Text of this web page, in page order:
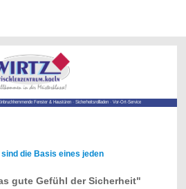
Fenster & Haustüren · Sicherheitsrollladen · Vor-Ort-Service
die Basis eines jeden
gute Gefühl der Sicherheit"